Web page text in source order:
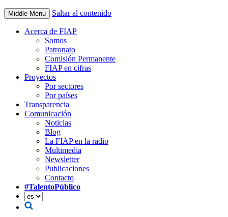
Middle Menu Saltar al contenido
Acerca de FIAP
Somos
Patronato
Comisión Permanente
FIAP en cifras
Proyectos
Por sectores
Por países
Transparencia
Comunicación
Noticias
Blog
La FIAP en la radio
Multimedia
Newsletter
Publicaciones
Contacto
#TalentoPúblico